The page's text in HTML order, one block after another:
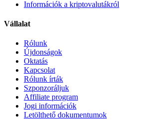
Információk a kriptovalutákról
Vállalat
Rólunk
Újdonságok
Oktatás
Kapcsolat
Rólunk írták
Szponzoráljuk
Affiliate program
Jogi információk
Letölthető dokumentumok